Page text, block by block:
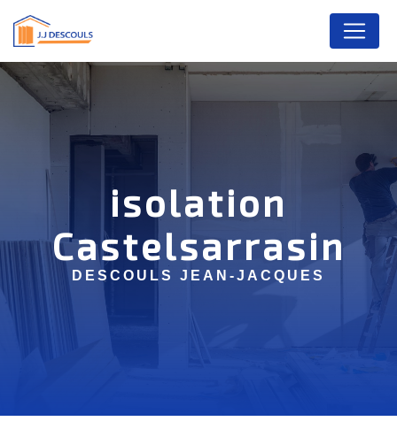
isolation
Castelsarrasin
DESCOULS JEAN-JACQUES
Panneau de gestion des cookies